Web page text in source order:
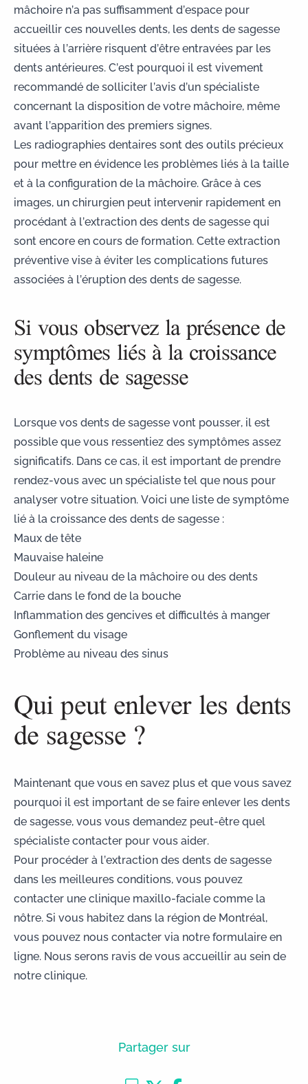
mâchoire n’a pas suffisamment d’espace pour
accueillir ces nouvelles dents, les dents de sagesse
situées à l’arrière risquent d’être entravées par les
dents antérieures. C’est pourquoi il est vivement
recommandé de solliciter l’avis d’un spécialiste
concernant la disposition de votre mâchoire, même
avant l’apparition des premiers signes.
Les radiographies dentaires sont des outils précieux
pour mettre en évidence les problèmes liés à la taille
et à la configuration de la mâchoire. Grâce à ces
images, un chirurgien peut intervenir rapidement en
procédant à l’extraction des dents de sagesse qui
sont encore en cours de formation. Cette extraction
préventive vise à éviter les complications futures
associées à l’éruption des dents de sagesse.
Si vous observez la présence de
symptômes liés à la croissance
des dents de sagesse
Lorsque vos dents de sagesse vont pousser, il est
possible que vous ressentiez des symptômes assez
significatifs. Dans ce cas, il est important de prendre
rendez-vous avec un spécialistetel que nous pour
analyser votre situation. Voici une liste de symptôme
lié à la croissance des dents de sagesse :
Maux de tête
Mauvaise haleine
Douleur au niveau de la mâchoire ou des dents
Carrie dans le fond de la bouche
Inflammation des gencives et difficultés à manger
Gonflement du visage
Problème au niveau des sinus
Qui peut enlever les dents
de sagesse ?
Maintenant que vous en savez plus et que vous savez
pourquoi il est important de se faire enlever les dents
de sagesse, vous vous demandez peut-être quel
spécialiste contacter pour vous aider.
Pour procéder à l’extraction des dents de sagesse
dans les meilleures conditions, vous pouvez
contacter uneclinique maxillo-facialecomme la
nôtre. Si vous habitez dans la région de Montréal,
vous pouvez nous contacter via notre formulaire en
ligne. Nous serons ravis de vous accueillir au sein de
notre clinique.
Partager sur